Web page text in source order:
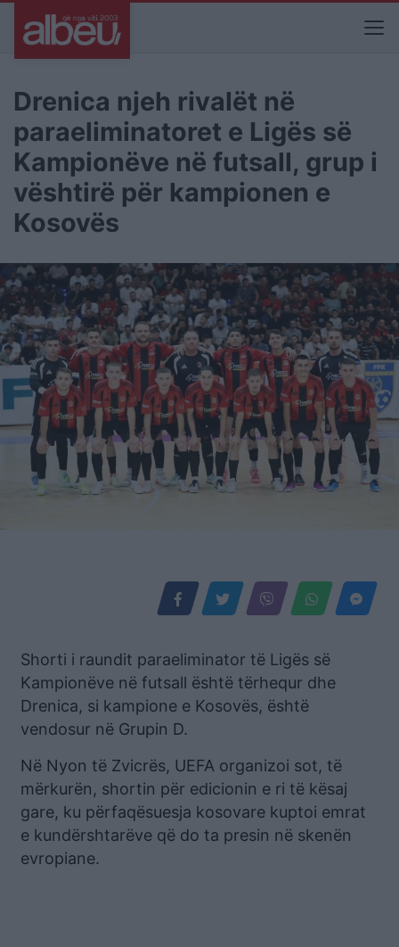
Drenica njeh rivalët në
paraeliminatoret e Ligës së
Kampionëve në futsall, grup i
vështirë për kampionen e
Kosovës
Shorti i raundit paraeliminator të Ligës së
Kampionëve në futsall është tërhequr dhe
Drenica, si kampione e Kosovës, është
vendosur në Grupin D.
Në Nyon të Zvicrës, UEFA organizoi sot, të
mërkurën, shortin për edicionin e ri të kësaj
gare, ku përfaqësuesja kosovare kuptoi emrat
e kundërshtarëve që do ta presin në skenën
evropiane.